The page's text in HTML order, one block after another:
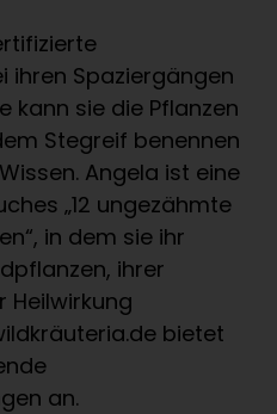
ihren Spaziergängen
kann sie die Pflanzen
Stegreif benennen
Angela ist eine
„12 ungezähmte
in dem sie ihr
ihrer
Heilwirkung
bietet
an.